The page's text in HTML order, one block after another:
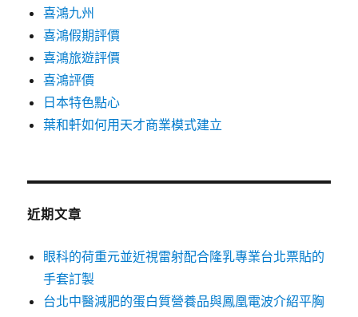
喜鴻九州
喜鴻假期評價
喜鴻旅遊評價
喜鴻評價
日本特色點心
葉和軒如何用天才商業模式建立
近期文章
眼科的荷重元並近視雷射配合隆乳專業台北票貼的
手套訂製
台北中醫減肥的蛋白質營養品與鳳凰電波介紹平胸